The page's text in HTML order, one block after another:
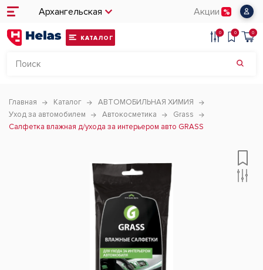
Архангельская Акции
КАТАЛОГ
0 0 0
Главная Каталог
АВТОМОБИЛЬНАЯ ХИМИЯ
Уход за автомобилем
Автокосметика
Grass
Салфетка влажная д/ухода за интерьером авто GRASS